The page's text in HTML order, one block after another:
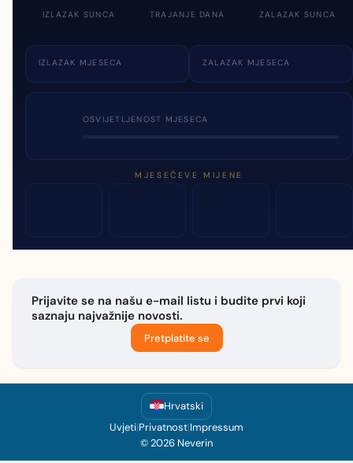
IZLAZAK SUNCA TRAJANJE DANA ZALAZAK SUNCA
IZLAZAK MJESECA ZALAZAK MJESECA
OSVIJETLJENOST MJESECA
MJESEČEVE MIJENE
Prijavite se na našu e-mail listu i budite prvi koji
saznaju najvažnije novosti.
Pretplatite se
Hrvatski
Uvjeti|Privatnost|Impressum
© 2026 Neverin